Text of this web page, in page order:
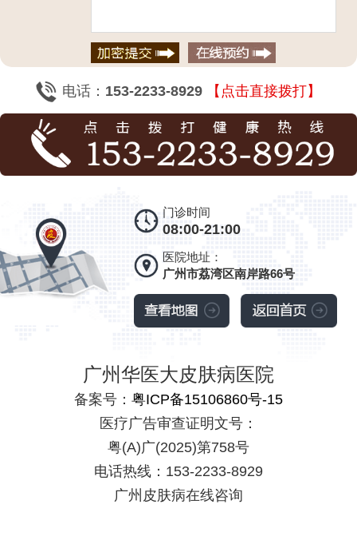
电话： 153-2233-8929 【点击直接拨打】
门诊时间
08:00-21:00
医院地址：
广州市荔湾区南岸路66号
广州华医大皮肤病医院
备案号： 粤ICP备15106860号-15
医疗广告审查证明文号：
粤(A)广(2025)第758号
电话热线：153-2233-8929
广州皮肤病在线咨询